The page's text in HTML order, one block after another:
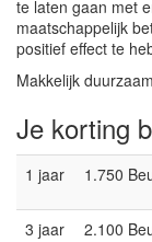
te laten gaan met
maatschappelijk
positief effect te
Makkelijk
Je korting
1 jaar 1.750
3 jaar 2.100